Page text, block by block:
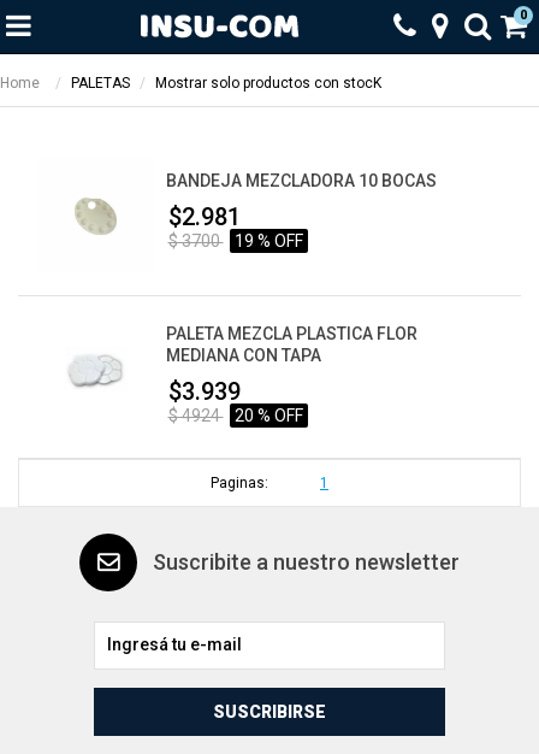
0
Home PALETAS Mostrar solo productos con stocK
BANDEJA MEZCLADORA 10 BOCAS
$2.981
$ 3700 19 % OFF
PALETA MEZCLA PLASTICA FLOR
MEDIANA CON TAPA
$3.939
$ 4924 20 % OFF
Paginas: 1
Suscribite a nuestro newsletter
SUSCRIBIRSE